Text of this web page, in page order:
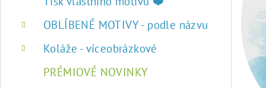
OBLÍBENÉ MOTIVY - podle názvu
Koláže - víceobrázkové
PRÉMIOVÉ NOVINKY